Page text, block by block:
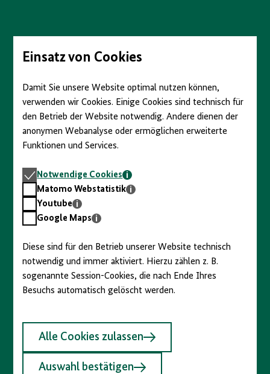
Einsatz von Cookies
Damit Sie unsere Website optimal nutzen können,
verwenden wir Cookies. Einige Cookies sind technisch für
den Betrieb der Website notwendig. Andere dienen der
anonymen Webanalyse oder ermöglichen erweiterte
Funktionen und Services.
Notwendige
Cookies
Notwendige Cookies
Matomo
Webstatistik
Matomo Webstatistik
Youtube
Youtube
GoogleGoogle Maps
Diese sind für den Betrieb unserer Website technisch
notwendig und immer aktiviert. Hierzu zählen z. B.
sogenannte Session-Cookies, die nach Ende Ihres
Besuchs automatisch gelöscht werden.
Alle Cookies zulassen
Auswahl bestätigen
Der Mauerbau in den Unterlagen der
I. Die Abriegelung der Grenze
II. Berichte an die Staatsführung
III. Mielkes Album vom Mauerbau
IV. Repressionen und Mauertote
Zu allen Geschichten